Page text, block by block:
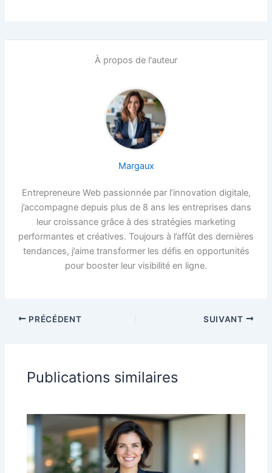
À propos de l'auteur
Margaux
Entrepreneure Web passionnée par l’innovation digitale,
j’accompagne depuis plus de 8 ans les entreprises dans
leur croissance grâce à des stratégies marketing
performantes et créatives. Toujours à l’affût des dernières
tendances, j’aime transformer les défis en opportunités
pour booster leur visibilité en ligne.
PRÉCÉDENT SUIVANT
Publications similaires